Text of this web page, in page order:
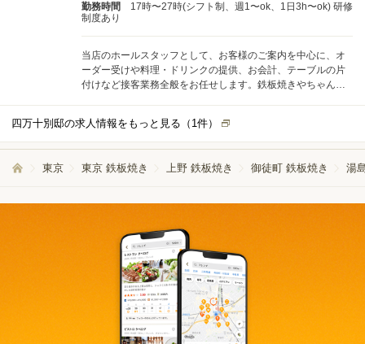
勤務時間
17時〜27時(シフト制、週1〜ok、1日3h〜ok) 研修
制度あり
当店のホールスタッフとして、お客様のご案内を中心に、オ
ーダー受けや料理・ドリンクの提供、お会計、テーブルの片
付けなど接客業務全般をお任せします。鉄板焼きやちゃんこ
組数は10～20組程度ですので、無理なく落ち着いて業務に取
り組むことができます。担当エリアごとに分担し、他のスタ
ん。 未経験の方でも安心して始められるよう、しっかりとし
し、分からないことがあればすぐに質問できる環境ですの
四万十別邸の求人情報をもっと見る（ 1件）
東京 東京 鉄板焼き 上野 鉄板焼き 御徒町 鉄板焼き 湯